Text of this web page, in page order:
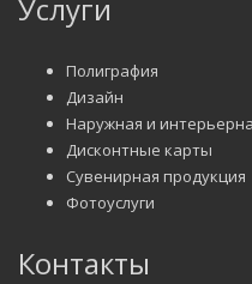
Услуги
Полиграфия
Дизайн
Наружная и
Дисконтные карты
Сувенирная продукция
Фотоуслуги
Контакты